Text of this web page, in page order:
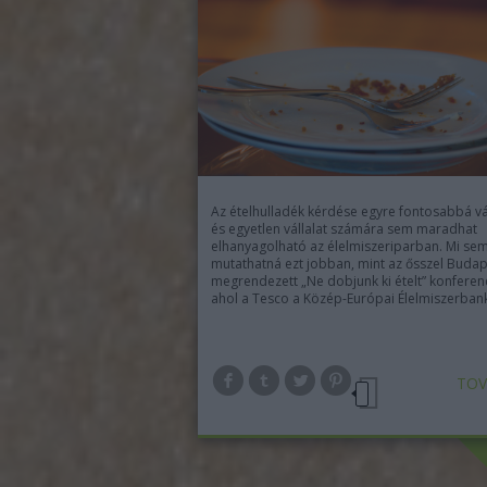
Az ételhulladék kérdése egyre fontosabbá
és egyetlen vállalat számára sem maradhat
elhanyagolható az élelmiszeriparban. Mi sem
mutathatná ezt jobban, mint az ősszel
megrendezett „Ne dobjunk ki ételt”
ahol a Tesco a Közép-Európai